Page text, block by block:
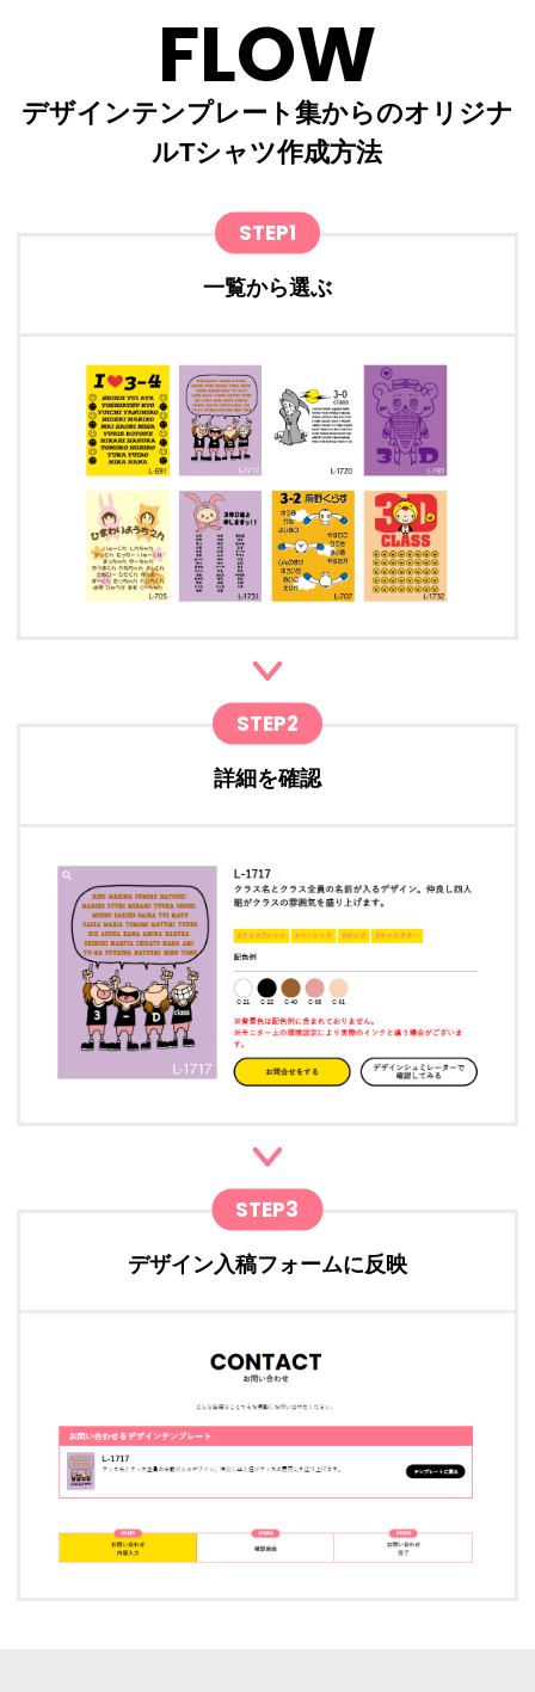
FLOW
デザインテンプレート集からのオリジナ
ルTシャツ作成方法
STEP1
一覧から選ぶ
STEP2
詳細を確認
STEP3
デザイン入稿フォームに反映